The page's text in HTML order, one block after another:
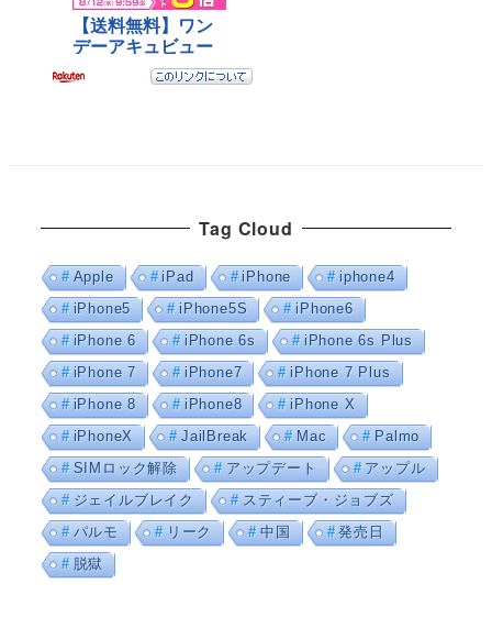
Tag Cloud
Apple iPad iPhone
iphone4
iPhone5
iPhone5S
iPhone6
iPhone 6
iPhone 6s
iPhone 6s Plus
iPhone 7
iPhone7
iPhone 7 Plus
iPhone 8
iPhone8
iPhone X
iPhoneX
JailBreak Mac
Palmo
SIMロック解除
アップデート
アップル
ジェイルブレイク
スティーブ・ジョブズ
パルモ
リーク 中国
発売日
脱獄